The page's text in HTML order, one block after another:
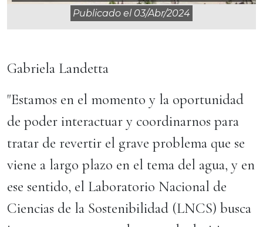
Publicado el 03/abr/2024
Gabriela Landetta
"Estamos en el momento y la oportunidad
de poder interactuar y coordinarnos para
tratar de revertir el grave problema que se
viene a largo plazo en el tema del agua, y en
ese sentido, el Laboratorio Nacional de
Ciencias de la Sostenibilidad (LNCS) busca